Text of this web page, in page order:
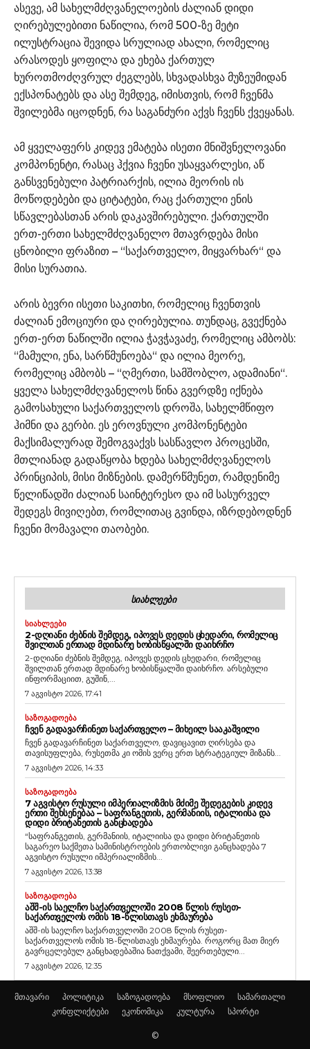
ასევე, ამ სახელმძღვანელოების ძალიან დიდი
ღირებულებითი ნაწილია, რომ 500-ზე მეტი
ილუსტრაცია შევიდა სრულიად ახალი, რომელიც
არასოდეს ყოფილა და ეხება ქართულ
ხუროთმოძღვრულ ძეგლებს, სხვადასხვა მუზეუმიდან
ექსპონატებს და ასე შემდეგ, იმისთვის, რომ ჩვენმა
შვილებმა იცოდნენ, რა საგანძური აქვს ჩვენს ქვეყანას.
ამ ყველაფერს კიდევ ემატება ისეთი მნიშვნელოვანი
კომპონენტი, რასაც ჰქვია ჩვენი უსაყვარლესი, აწ
განსვენებული პატრიარქის, ილია მეორის ის
მოწოდებები და ციტატები, რაც ქართული ენის
სწავლებასთან არის დაკავშირებული. ქართულში
ერთ-ერთი სახელმძღვანელო მთავრდება მისი
ცნობილი ფრაზით – “საქართველო, მიყვარხარ“ და
მისი სურათია.
არის ბევრი ისეთი საკითხი, რომელიც ჩვენთვის
ძალიან ემოციური და ღირებულია. თუნდაც, გვექნება
ერთ-ერთ ნაწილში ილია ჭავჭავაძე, რომელიც ამბობს:
“მამული, ენა, სარწმუნოება“ და ილია მეორე,
რომელიც ამბობს – “ღმერთი, სამშობლო, ადამიანი“.
ყველა სახელმძღვანელოს წინა გვერდზე იქნება
გამოსახული საქართველოს დროშა, სახელმწიფო
ჰიმნი და გერბი. ეს ეროვნული კომპონენტები
მაქსიმალურად შემოგვაქვს სასწავლო პროცესში,
მთლიანად გადაწყობა ხდება სახელმძღვანელოს
პრინციპის, მისი მიზნების. დამერწმუნეთ, რამდენიმე
წელიწადში ძალიან საინტერესო და იმ სასურველ
შედეგს მივიღებთ, რომლითაც გვინდა, იზრდებოდნენ
ჩვენი მომავალი თაობები.
ᲡᲘᲐᲮᲚᲔᲔᲑᲘ
ᲡᲘᲐᲮᲚᲔᲔᲑᲘ
2-ᲓᲦᲘᲐᲜᲘ ᲫᲔᲑᲜᲘᲡ ᲨᲔᲛᲓᲔᲒ, ᲘᲞᲝᲕᲔᲡ ᲓᲔᲓᲘᲡ ᲪᲮᲔᲓᲐᲠᲘ, ᲠᲝᲛᲔᲚᲘᲪ
ᲨᲕᲘᲚᲗᲐᲜ ᲔᲠᲗᲐᲓ ᲛᲓᲘᲜᲐᲠᲔ ᲮᲝᲑᲘᲡᲬᲧᲐᲚᲨᲘ ᲓᲐᲘᲮᲠᲩᲝ
2-დღიანი ძებნის შემდეგ, იპოვეს დედის ცხედარი, რომელიც
შვილთან ერთად მდინარე ხობისწყალში დაიხრჩო. არსებული
ინფორმაციით, გუშინ,...
7 აგვისტო 2026, 17:41
ᲡᲐᲖᲝᲒᲐᲓᲝᲔᲑᲐ
ᲩᲕᲔᲜ ᲒᲐᲓᲐᲕᲐᲠᲩᲘᲜᲔᲗ ᲡᲐᲥᲐᲠᲗᲕᲔᲚᲝ – ᲛᲘᲮᲔᲘᲚ ᲡᲐᲐᲙᲐᲨᲕᲘᲚᲘ
ჩვენ გადავარჩინეთ საქართველო, დავიცავით ღირსება და
თავისუფლება, რუსეთმა კი ომის ვერც ერთ სტრატეგიულ მიზანს...
7 აგვისტო 2026, 14:33
ᲡᲐᲖᲝᲒᲐᲓᲝᲔᲑᲐ
7 ᲐᲒᲕᲘᲡᲢᲝ ᲠᲣᲡᲣᲚᲘ ᲘᲛᲞᲔᲠᲘᲐᲚᲘᲖᲛᲘᲡ ᲛᲫᲘᲛᲔ ᲨᲔᲓᲔᲒᲔᲑᲘᲡ ᲙᲘᲓᲔᲕ
ᲔᲠᲗᲘ ᲨᲔᲮᲡᲔᲜᲔᲑᲐᲐ – ᲡᲐᲤᲠᲐᲜᲒᲔᲗᲘᲡ, ᲒᲔᲠᲛᲐᲜᲘᲘᲡ, ᲘᲢᲐᲚᲘᲘᲡᲐ ᲓᲐ
ᲓᲘᲓᲘ ᲑᲠᲘᲢᲐᲜᲔᲗᲘᲡ ᲒᲐᲜᲪᲮᲐᲓᲔᲑᲐ
“საფრანგეთის, გერმანიის, იტალიისა და დიდი ბრიტანეთის
საგარეო საქმეთა სამინისტროების ერთობლივი განცხადება 7
აგვისტო რუსული იმპერიალიზმის...
7 აგვისტო 2026, 13:38
ᲡᲐᲖᲝᲒᲐᲓᲝᲔᲑᲐ
ᲐᲨᲨ-ᲘᲡ ᲡᲐᲔᲚᲩᲝ ᲡᲐᲥᲐᲠᲗᲕᲔᲚᲝᲨᲘ 2008 ᲬᲚᲘᲡ ᲠᲣᲡᲔᲗ-
ᲡᲐᲥᲐᲠᲗᲕᲔᲚᲝᲡ ᲝᲛᲘᲡ 18-ᲬᲚᲘᲡᲗᲐᲕᲡ ᲔᲮᲛᲐᲣᲠᲔᲑᲐ
აშშ-ის საელჩო საქართველოში 2008 წლის რუსეთ-
საქართველოს ომის 18-წლისთავს ეხმაურება. როგორც მათ მიერ
გავრცელებულ განცხადებაშია ნათქვამი, შეერთებული...
7 აგვისტო 2026, 12:35
მთავარი პოლიტიკა საზოგადოება მსოფლიო
სამართალი
კონფლიქტები
ეკონომიკა კულტურა სპორტი
©